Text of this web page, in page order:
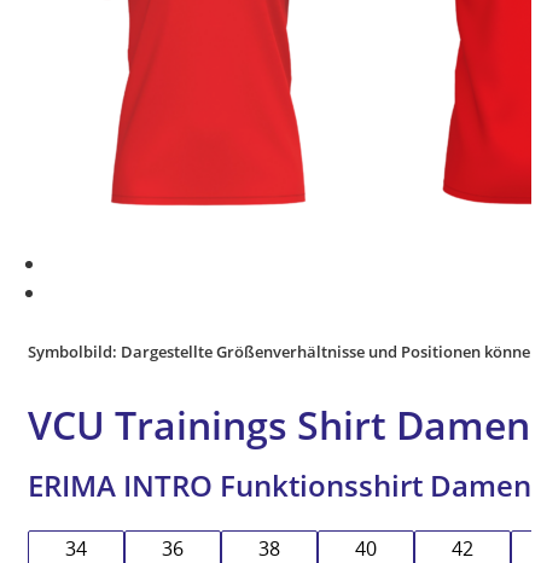
Symbolbild: Dargestellte Größenverhältnisse und Positionen
VCU Trainings Shirt
ERIMA INTRO Funktionsshirt Damen
34 36 38 40 42